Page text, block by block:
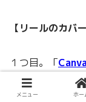
【リールのカバ
１つ目。「
像。
メニュー ホー